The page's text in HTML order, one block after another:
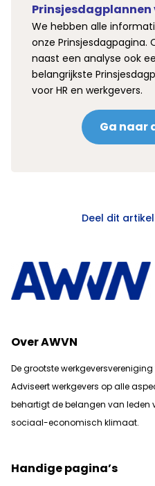
Prinsjesdagplannen
We hebben alle
onze Prinsjesdagpagina.
naast een analyse ook
belangrijkste
voor HR en werkgevers.
Ga naar
Deel dit
Over AWVN
De grootste
Adviseert werkgevers op alle
behartigt de belangen van leden
sociaal-economisch klimaat.
Handige pagina’s